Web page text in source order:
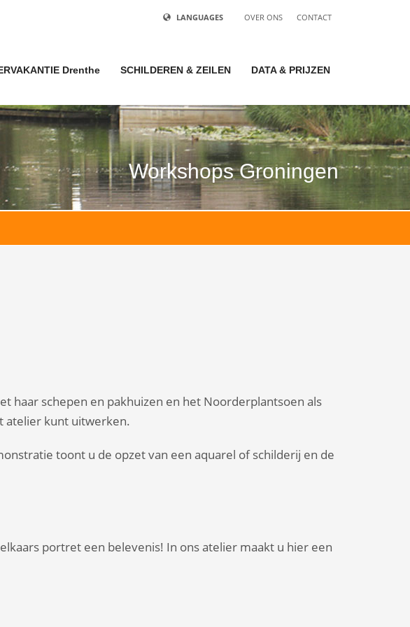
LANGUAGES OVER ONS CONTACT
Drenthe SCHILDEREN & ZEILEN DATA & PRIJZEN
Workshops Groningen
haar schepen en pakhuizen en het Noorderplantsoen als
atelier kunt uitwerken.
toont u de opzet van een aquarel of schilderij en de
portret een belevenis! In ons atelier maakt u hier een